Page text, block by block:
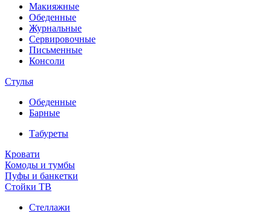
Макияжные
Обеденные
Журнальные
Сервировочные
Письменные
Консоли
Стулья
Обеденные
Барные
Табуреты
Кровати
Комоды и тумбы
Пуфы и банкетки
Стойки ТВ
Стеллажи